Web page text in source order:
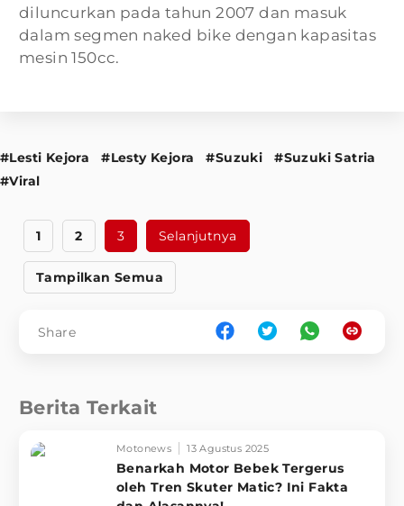
diluncurkan pada tahun 2007 dan masuk
dalam segmen naked bike dengan kapasitas
mesin 150cc.
#Lesti Kejora #Lesty Kejora #Suzuki
#Suzuki Satria
#Viral
1 2 3 Selanjutnya
Tampilkan Semua
Share
Berita Terkait
Motonews 13 Agustus 2025
Benarkah Motor Bebek Tergerus
oleh Tren Skuter Matic? Ini Fakta